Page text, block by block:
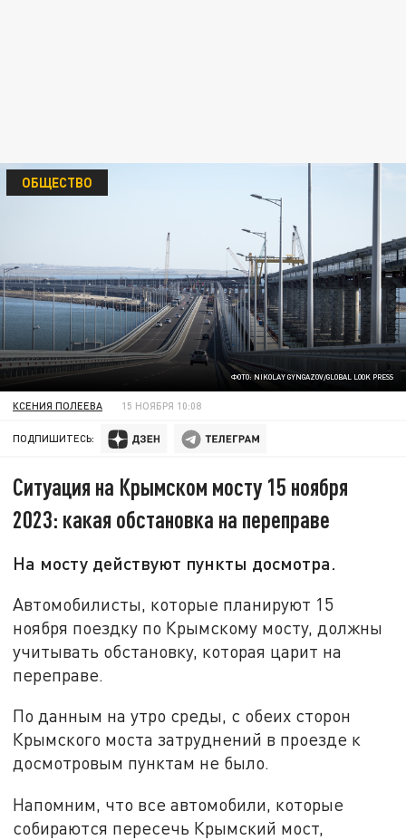
ФОТО: NIKOLAY GYNGAZOV/GLOBAL LOOK PRESS
ОБЩЕСТВО
КСЕНИЯ ПОЛЕЕВА 15 НОЯБРЯ 10:08
ПОДПИШИТЕСЬ:
Ситуация на Крымском мосту 15 ноября
2023: какая обстановка на переправе
На мосту действуют пункты досмотра.
Автомобилисты, которые планируют 15
ноября поездку по Крымскому мосту, должны
учитывать обстановку, которая царит на
переправе.
По данным на утро среды, с обеих сторон
Крымского моста затруднений в проезде к
досмотровым пунктам не было.
Напомним, что все автомобили, которые
собираются пересечь Крымский мост,